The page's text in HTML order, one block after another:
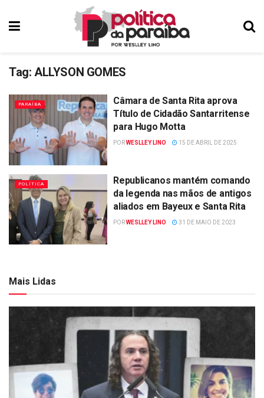
Tag: ALLYSON GOMES
PARAÍBA
Câmara de Santa Rita aprova
Título de Cidadão Santarritense
para Hugo Motta
PORWESLLEY LINO 15 DE ABRIL DE 2025
POLÍTICA
Republicanos mantém comando
da legenda nas mãos de antigos
aliados em Bayeux e Santa Rita
PORWESLLEY LINO 31 DE MAIO DE 2023
Mais Lidas